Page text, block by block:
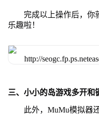
完成以上操作后，你
乐趣啦！
三、小小的岛游戏多开和
此外，MuMu模拟器